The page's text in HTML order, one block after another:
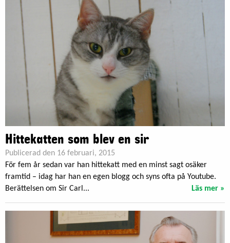
Hittekatten som blev en sir
Publicerad den 16 februari, 2015
För fem år sedan var han hittekatt med en minst sagt osäker
framtid – idag har han en egen blogg och syns ofta på Youtube.
Berättelsen om Sir Carl...
Läs mer »